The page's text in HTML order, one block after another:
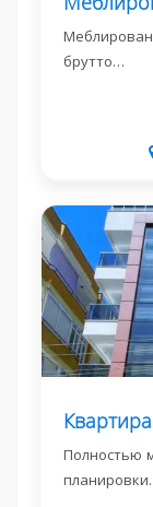
брутто…
Полностью